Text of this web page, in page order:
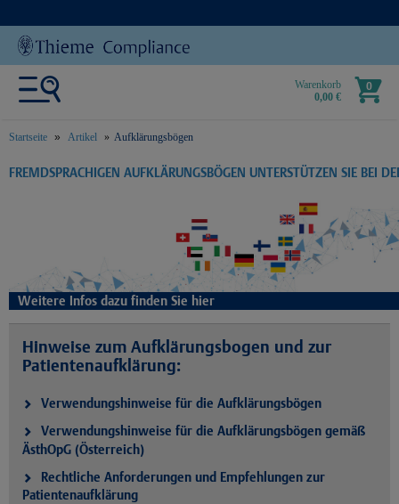
Warenkorb
0,00 €
0
Startseite Artikel Aufklärungsbögen
text.skipToContent
text.skipToNavigation
FREMDSPRACHIGEN AUFKLÄRUNGSBÖGEN UNTERSTÜTZEN SIE BEI
Weitere Infos dazu finden Sie hier
Hinweise zum Aufklärungsbogen und zur
Patientenaufklärung:
Verwendungshinweise für die Aufklärungsbögen
Verwendungshinweise für die Aufklärungsbögen gemäß
ÄsthOpG (Österreich)
Rechtliche Anforderungen und Empfehlungen zur
Patientenaufklärung